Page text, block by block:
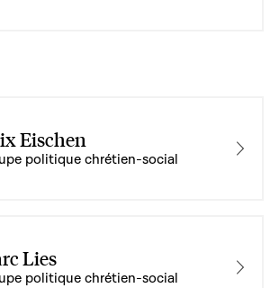
Eischen
politique chrétien-social
Lies
politique chrétien-social